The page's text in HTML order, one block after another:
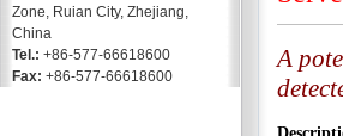
Zone, Ruian City, Zhejiang,
China
Tel.: +86-577-66618600
Fax: +86-577-66618600